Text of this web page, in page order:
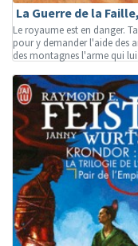
La Guerre de la
Le royaume est en danger.
pour y demander l'aide des
des montagnes l'arme qui